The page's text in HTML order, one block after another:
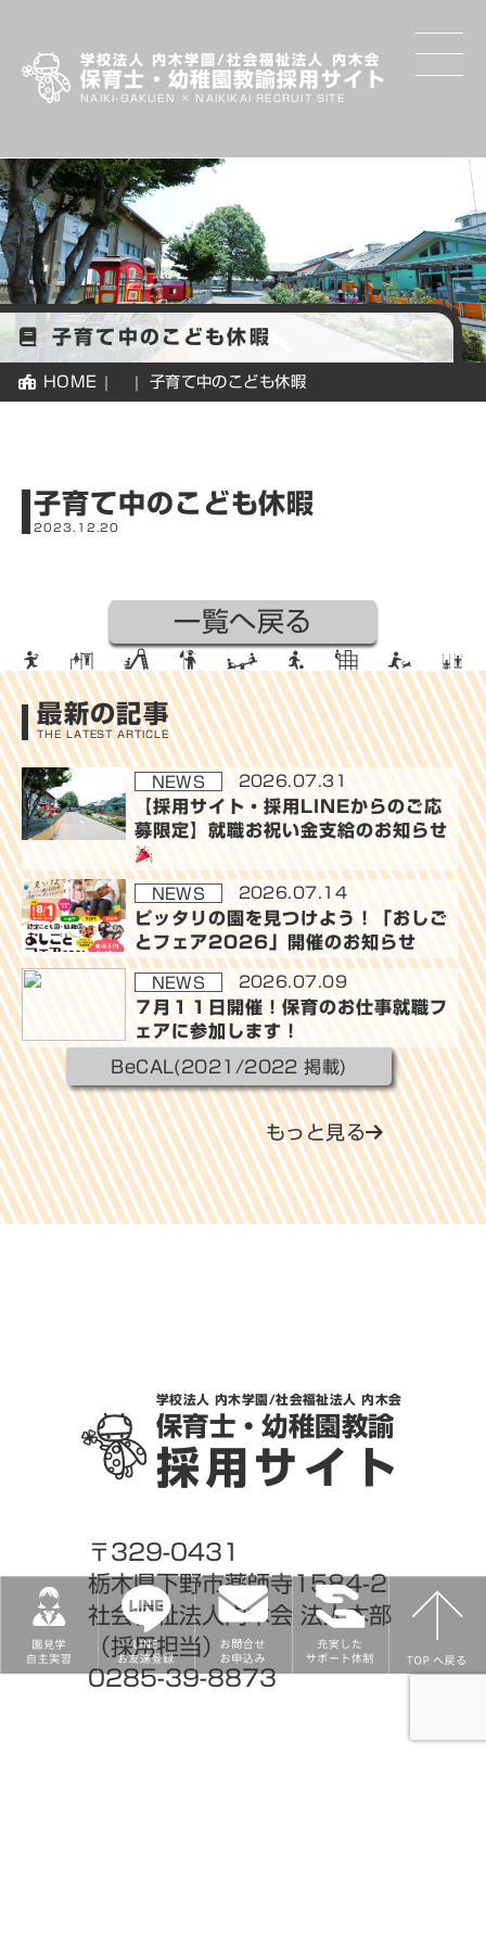
学校法人 内木学園/社会福祉法人 内木会
保育士・幼稚園教諭採用サイト
NAIKI-GAKUEN × NAIKIKAI RECRUIT SITE
)
子育て中のこども休暇
HOME 子育て中のこども休暇
子育て中のこども休暇
2023.12.20
一覧へ戻る
最新の記事
THE LATEST ARTICLE
BeCAL(2021/2022 掲載)
もっと見る
NEWS 2026.07.31
【採用サイト・採用LINEからのご応
募限定】就職お祝い金支給のお知らせ
NEWS 2026.07.14
ピッタリの園を見つけよう！「おしご
とフェア2026」開催のお知らせ
NEWS 2026.07.09
７月１１日開催！保育のお仕事就職フ
ェアに参加します！
学校法人 内木学園/社会福祉法人 内木会
保育士・幼稚園教諭
採用サイト
〒329-0431
栃木県下野市薬師寺1584-2
社会福祉法人内木会 法人本部
（採用担当）
0285-39-8873